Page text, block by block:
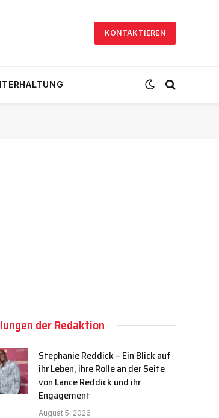
KONTAKTIEREN
der Redaktion
Stephanie Reddick – Ein Blick auf
ihr Leben, ihre Rolle an der Seite
von Lance Reddick und ihr
Engagement
August 5, 2026